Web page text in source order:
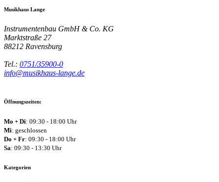
Musikhaus Lange
Instrumentenbau GmbH & Co. KG
Marktstraße 27
88212 Ravensburg
Tel.: 0751/35900-0
info@musikhaus-lange.de
Öffnungszeiten:
Mo + Di: 09:30 - 18:00 Uhr
Mi: geschlossen
Do + Fr: 09:30 - 18:00 Uhr
Sa: 09:30 - 13:30 Uhr
Kategorien